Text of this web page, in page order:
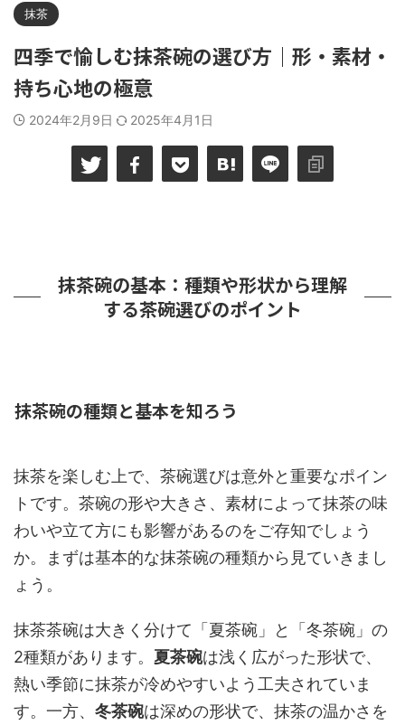
抹茶
四季で愉しむ抹茶碗の選び方｜形・素材・
持ち心地の極意
2024年2月9日 2025年4月1日
抹茶碗の基本：種類や形状から理解
する茶碗選びのポイント
抹茶碗の種類と基本を知ろう
抹茶を楽しむ上で、茶碗選びは意外と重要なポイン
トです。茶碗の形や大きさ、素材によって抹茶の味
わいや立て方にも影響があるのをご存知でしょう
か。まずは基本的な抹茶碗の種類から見ていきまし
ょう。
抹茶茶碗は大きく分けて「夏茶碗」と「冬茶碗」の
2種類があります。 夏茶碗は浅く広がった形状で、
熱い季節に抹茶が冷めやすいよう工夫されていま
す。一方、 冬茶碗は深めの形状で、抹茶の温かさを